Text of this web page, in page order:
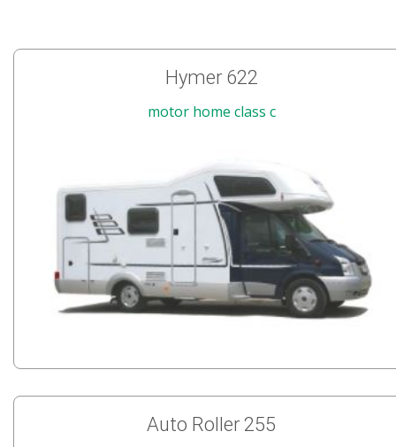
Hymer 622
motor home class c
Auto Roller 255